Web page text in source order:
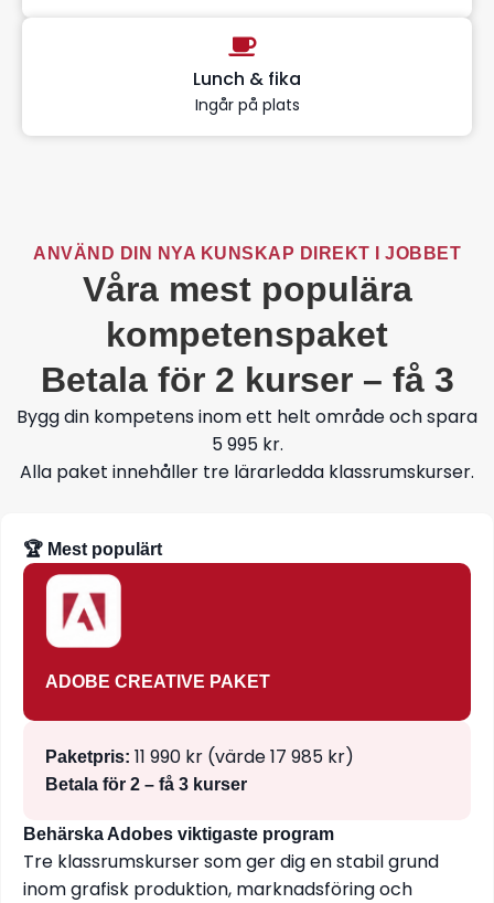
Lunch & fika
Ingår på plats
ANVÄND DIN NYA KUNSKAP DIREKT I JOBBET
Våra mest populära
kompetenspaket
Betala för 2 kurser – få 3
Bygg din kompetens inom ett helt område och spara
5 995 kr.
Alla paket innehåller tre lärarledda klassrumskurser.
🏆 Mest populärt
ADOBE CREATIVE PAKET
Paketpris: 11 990 kr (värde 17 985 kr)
Betala för 2 – få 3 kurser
Behärska Adobes viktigaste program
Tre klassrumskurser som ger dig en stabil grund
inom grafisk produktion, marknadsföring och